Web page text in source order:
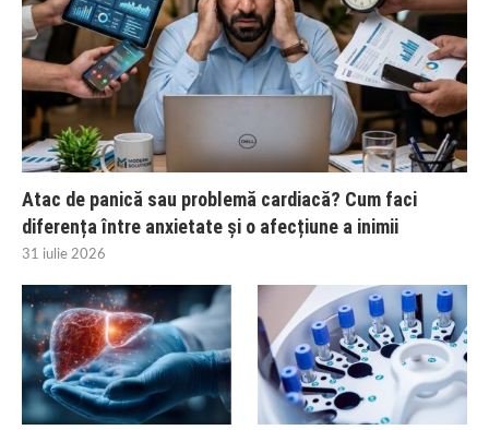
Atac de panică sau problemă cardiacă? Cum faci
diferența între anxietate și o afecțiune a inimii
31 iulie 2026